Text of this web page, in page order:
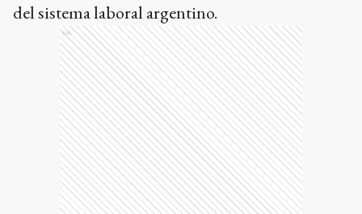
del sistema laboral argentino.
Ads